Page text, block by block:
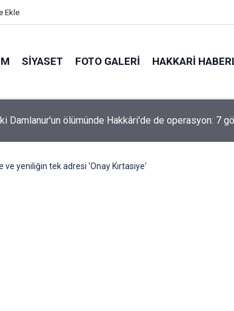
Ekle
SIYASET FOTO GALERI HAKKARI
Damlanur'un ölümünde Hakkâri'de de operasyon: 7
ve yeniliğin tek adresi 'Onay Kırtasiye'